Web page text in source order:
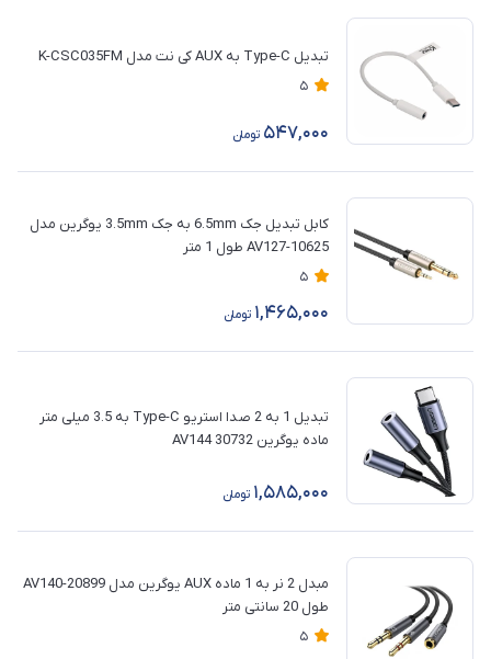
تبدیل Type-C به AUX کی نت مدل K-CSC035FM
5
547,000 تومان
کابل تبدیل جک 6.5mm به جک 3.5mm یوگرین مدل
AV127-10625 طول 1 متر
5
1,465,000 تومان
تبدیل 1 به 2 صدا استریو Type-C به 3.5 میلی متر
ماده یوگرین 30732 AV144
1,585,000 تومان
مبدل 2 نر به 1 ماده AUX یوگرین مدل AV140-20899
طول 20 سانتی متر
5